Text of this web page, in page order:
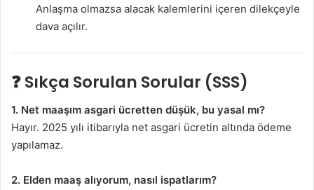
Anlaşma olmazsa alacak kalemlerini içeren dilekçeyle
dava açılır.
❓ Sıkça Sorulan Sorular (SSS)
1. Net maaşım asgari ücretten düşük, bu yasal mı?
Hayır. 2025 yılı itibarıyla net asgari ücretin altında ödeme
yapılamaz.
2. Elden maaş alıyorum, nasıl ispatlarım?